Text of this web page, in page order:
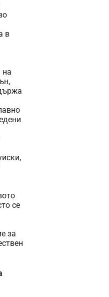
в
на
се
за